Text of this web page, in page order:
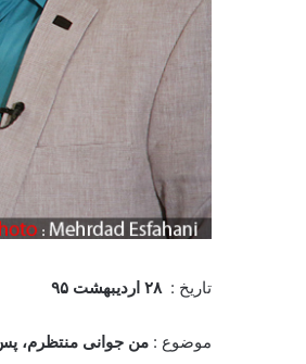
تاریخ : ۲۸ اردیبهشت ۹۵
موضوع : من جوانی منتظرم،